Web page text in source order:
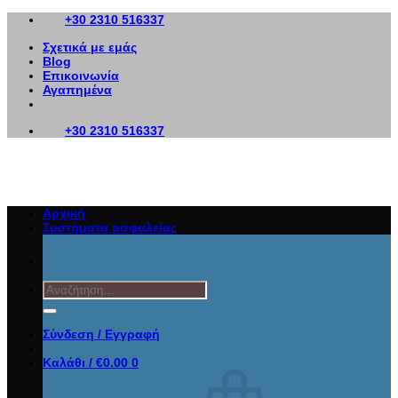
Μετάβαση
περιεχόμενο
+30 2310 516337
Σχετικά με εμάς
Blog
Επικοινωνία
Αγαπημένα
+30 2310 516337
Αναζήτηση
για:
Σύνδεση / Εγγραφή
Καλάθι / €0.00 0
Αρχική
Συστήματα ασφαλείας